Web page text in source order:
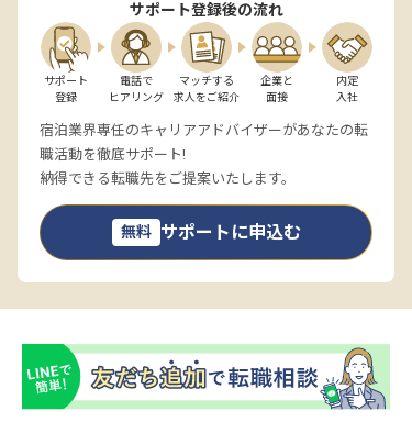
サポート登録後の流れ
サポート
登録
電話で
ヒアリング
マッチする
求人をご紹介
企業と
面接
内定
入社
宿泊業界専任のキャリアアドバイザーがあなたの転
職活動を徹底サポート!
納得できる転職先をご提案いたします。
無料 サポートに申込む